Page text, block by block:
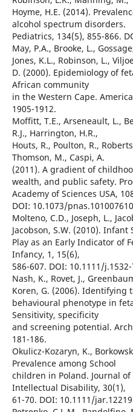
Hoyme, H.E. (2014).
alcohol spectrum disorders.
Pediatrics, 134(5), 855-866.
May, P.A., Brooke, L.,
Jones, K.L., Robinson, L.,
D. (2000). Epidemiology of
African community
in the Western Cape.
1905-1912.
Moffitt, T.E., Arseneault, L.,
R.J., Harrington, H.R.,
Houts, R., Poulton, R.,
Thomson, M., Caspi, A.
(2011). A gradient of
wealth, and public safety.
Academy of Sciences USA,
DOI: 10.1073/
Molteno, C.D., Joseph, L.,
Jacobson, S.W. (2010). Infant
Play as an Early Indicator of
Infancy, 1, 15(6),
586-607. DOI: 10.1111/
Nash, K., Rovet, J.,
Koren, G. (2006). Identifying
behavioural phenotype in
Sensitivity, specificity
and screening potential.
181-186.
Okulicz-Kozaryn, K.,
Prevalence among School
children in Poland. Journal
Intellectual Disability, 30(1),
61-70. DOI: 10.1111/